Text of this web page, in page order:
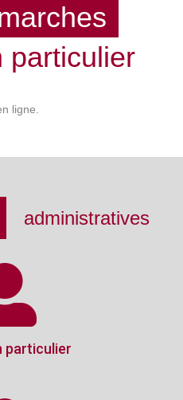
particulier
ligne.
administratives
particulier